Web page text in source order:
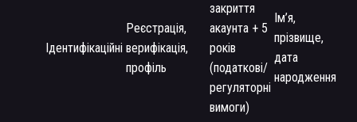
Ідентифікаційні
Реєстрація,
верифікація,
профіль
закриття
акаунта + 5
років
(податкові/
регуляторні
вимоги)
Ім’я,
прізвище,
дата
народження